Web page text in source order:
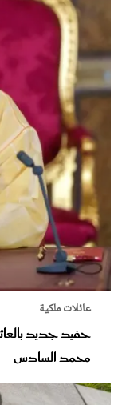
عائلات ملكية
حفيد جديد
محمد السادس